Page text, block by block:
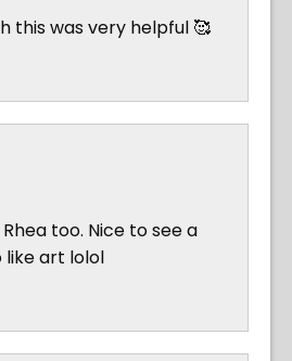
this was very helpful 🥰
too. Nice to see a
like art lolol